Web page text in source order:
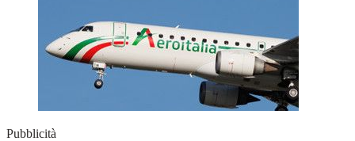
Pubblicità